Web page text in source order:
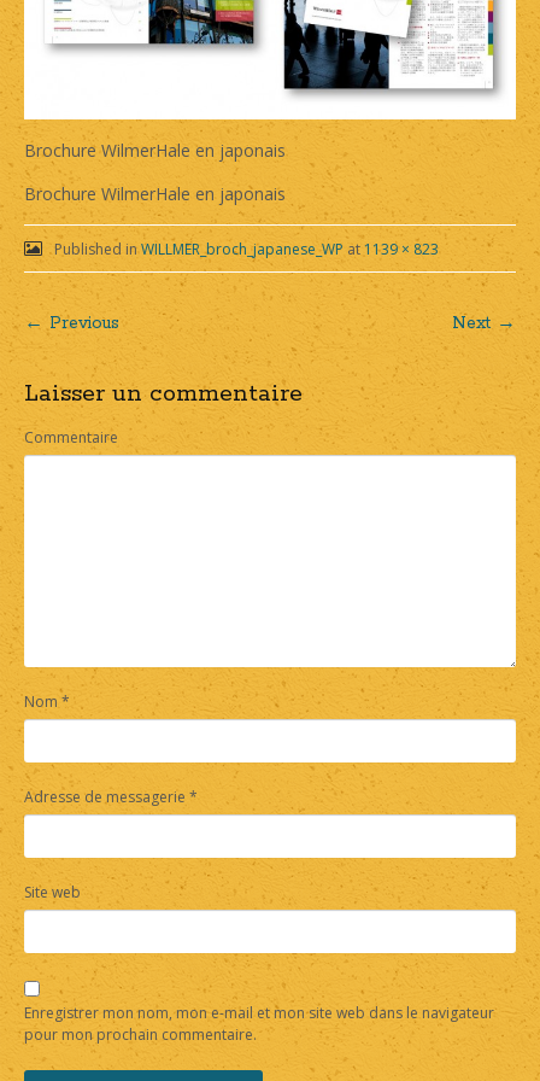
Brochure WilmerHale en japonais
Brochure WilmerHale en japonais
Published in WILLMER_broch_japanese_WP at1139 × 823
Post
navigation
← Previous Next →
Laisser un commentaire
Commentaire
Nom *
Adresse de messagerie *
Site web
Enregistrer mon nom, mon e-mail et mon site web dans le navigateur
pour mon prochain commentaire.